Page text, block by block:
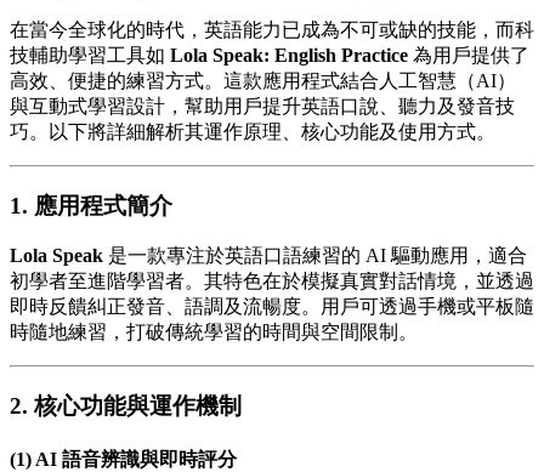
在當今全球化的時代，英語能力已成為不可或缺的技能，而科
技輔助學習工具如 Lola Speak: English Practice 為用戶提供了
高效、便捷的練習方式。這款應用程式結合人工智慧（AI）
與互動式學習設計，幫助用戶提升英語口說、聽力及發音技
巧。以下將詳細解析其運作原理、核心功能及使用方式。
1. 應用程式簡介
Lola Speak 是一款專注於英語口語練習的 AI 驅動應用，適合
初學者至進階學習者。其特色在於模擬真實對話情境，並透過
即時反饋糾正發音、語調及流暢度。用戶可透過手機或平板隨
時隨地練習，打破傳統學習的時間與空間限制。
2. 核心功能與運作機制
(1) AI 語音辨識與即時評分